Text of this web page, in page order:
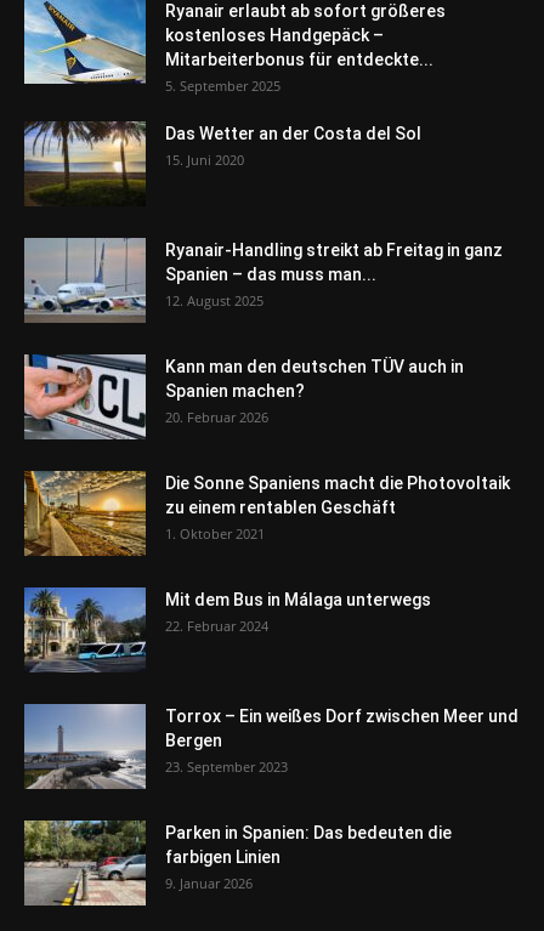
Ryanair erlaubt ab sofort größeres
kostenloses Handgepäck –
Mitarbeiterbonus für entdeckte...
5. September 2025
Das Wetter an der Costa del Sol
15. Juni 2020
Ryanair-Handling streikt ab Freitag in ganz
Spanien – das muss man...
12. August 2025
Kann man den deutschen TÜV auch in
Spanien machen?
20. Februar 2026
Die Sonne Spaniens macht die Photovoltaik
zu einem rentablen Geschäft
1. Oktober 2021
Mit dem Bus in Málaga unterwegs
22. Februar 2024
Torrox – Ein weißes Dorf zwischen Meer und
Bergen
23. September 2023
Parken in Spanien: Das bedeuten die
farbigen Linien
9. Januar 2026